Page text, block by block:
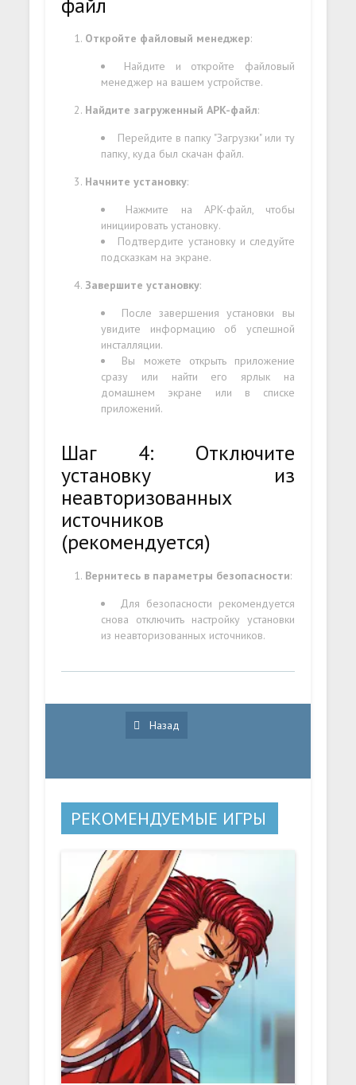
Откройте файловый менеджер:
Найдите и откройте файловый
менеджер на вашем устройстве.
Найдите загруженный APK-файл:
Перейдите в папку "Загрузки" или ту
папку, куда был скачан файл.
Начните установку:
Нажмите на APK-файл, чтобы
инициировать установку.
Подтвердите установку и следуйте
подсказкам на экране.
Завершите установку:
После завершения установки вы
увидите информацию об успешной
инсталляции.
Вы можете открыть приложение
сразу или найти его ярлык на
домашнем экране или в списке
приложений.
Шаг 4: Отключите
установку из
неавторизованных
источников
(рекомендуется)
Вернитесь в параметры безопасности:
Для безопасности рекомендуется
снова отключить настройку установки
из неавторизованных источников.
Назад
РЕКОМЕНДУЕМЫЕ ИГРЫ